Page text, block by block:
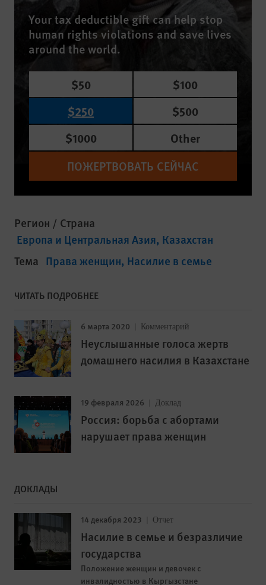
Your tax deductible gift can help stop
human rights violations and save lives
around the world.
$50
$100
$250
$500
$1000
Other
ПОЖЕРТВОВАТЬ СЕЙЧАС
Регион / Страна
Европа и Центральная Азия Казахстан
Тема Права женщин Насилие в семье
ЧИТАТЬ ПОДРОБНЕЕ
6 марта 2020 Комментарий
Неуслышанные голоса жертв
домашнего насилия в Казахстане
19 февраля 2026 Доклад
Россия: борьба с абортами
нарушает права женщин
ДОКЛАДЫ
14 декабря 2023 Отчет
Насилие в семье и безразличие
государства
Положение женщин и девочек с
инвалидностью в Кыргызстане